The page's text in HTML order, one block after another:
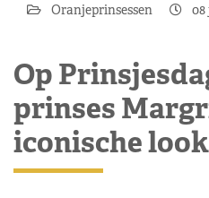
Oranjeprinsessen 08
Op
prinses
iconische look